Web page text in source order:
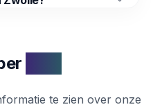
te zien over onze